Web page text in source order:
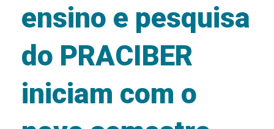
ensino e pesquisa
do PRACIBER
iniciam com o